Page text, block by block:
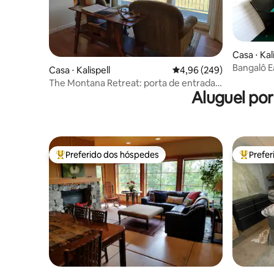
Casa ⋅ Kalispell 4,96 de uma avaliação
4,96 (249)
The Montana Retreat: porta de entrada
Casa ⋅
Bangalô
Aluguel
Entre os melhores preferidos dos hóspedes
Preferido dos hóspedes Entre